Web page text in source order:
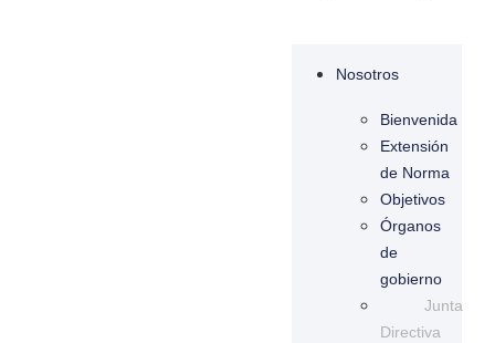
Nosotros
Bienvenida
Extensión
de Norma
Objetivos
Órganos
de
gobierno
Junta
Directiva